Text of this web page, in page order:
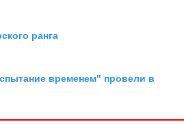
ранга
временем" провели в